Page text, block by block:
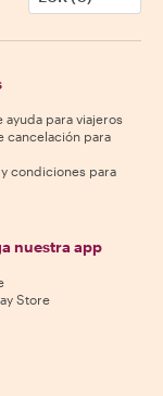
ayuda para viajeros
cancelación para
condiciones para
nuestra app
Store